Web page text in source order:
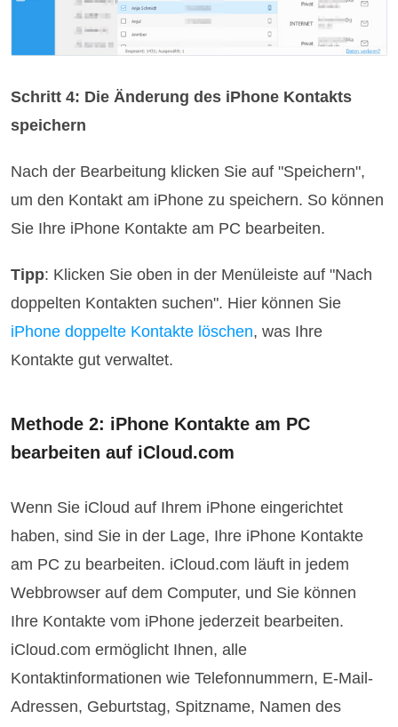
Schritt 4: Die Änderung des iPhone Kontakts
speichern
Nach der Bearbeitung klicken Sie auf "Speichern",
um den Kontakt am iPhone zu speichern. So können
Sie Ihre iPhone Kontakte am PC bearbeiten.
Tipp: Klicken Sie oben in der Menüleiste auf "Nach
doppelten Kontakten suchen". Hier können Sie
iPhone doppelte Kontakte löschen, was Ihre
Kontakte gut verwaltet.
Methode 2: iPhone Kontakte am PC
bearbeiten auf iCloud.com
Wenn Sie iCloud auf Ihrem iPhone eingerichtet
haben, sind Sie in der Lage, Ihre iPhone Kontakte
am PC zu bearbeiten. iCloud.com läuft in jedem
Webbrowser auf dem Computer, und Sie können
Ihre Kontakte vom iPhone jederzeit bearbeiten.
iCloud.com ermöglicht Ihnen, alle
Kontaktinformationen wie Telefonnummern, E‑Mail-
Adressen, Geburtstag, Spitzname, Namen des